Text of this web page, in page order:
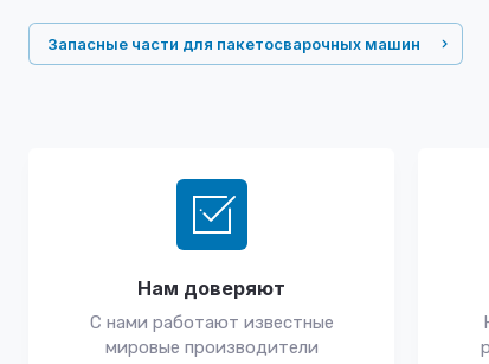
Запасные части для пакетосварочных машин
Нам доверяют
С нами работают известные
мировые производители